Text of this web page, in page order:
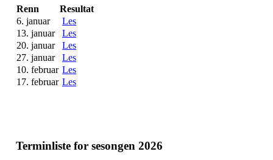
Renn
Resultat
6. januar
Les
13. januar
Les
20. januar
Les
27. januar
Les
10. februar Les
17. februar Les
Terminliste for sesongen 2026